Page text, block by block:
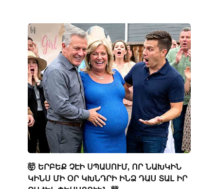
🤯 ԵՐԲԵՔ ՉԷԻ ՍՊԱՍՈՒՄ, ՈՐ ՆԱԽԿԻՆ
ԿԻՆՍ ՄԻ ՕՐ ԿԽՆԴՐԻ ԻՆՁ ԴԱՍ ՏԱԼ ԻՐ